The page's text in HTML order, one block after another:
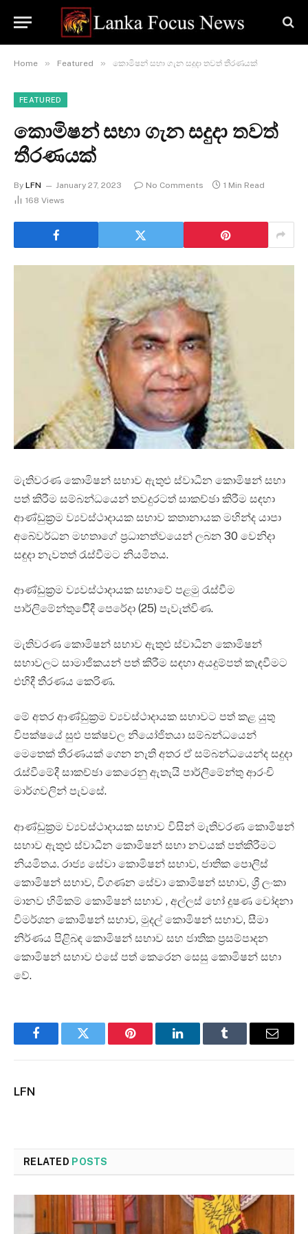
Home » Featured » කොමිෂන් සභා ගැන සදුදා තවත් තීරණයක්
FEATURED
කොමිෂන් සභා ගැන සදුදා තවත්
තීරණයක්
By LFN January 27, 2023 No Comments
1 Min Read
168 Views
මැතිවරණ කොමිෂන් සභාව ඇතුළු ස්වාධීන කොමිෂන් සභා
පත් කිරීම සම්බන්ධයෙන් තවදුරටත් සාකච්ඡා කිරීම සඳහා
ආණ්ඩුක්‍රම ව්‍යවස්ථාදායක සභාව කතානායක මහින්ද යාපා
අබේවර්ධන මහතාගේ ප්‍රධානත්වයෙන් ලබන 30 වෙනිදා
සඳුදා නැවතත් රැස්වීමට නියමිතය.
ආණ්ඩුක්‍රම ව්‍යවස්ථාදායක සභාවේ පළමු රැස්වීම
පාර්ලිමේන්තුවේිදී පෙරේදා (25) පැවැත්විණ.
මැතිවරණ කොමිෂන් සභාව ඇතුළු ස්වාධීන කොමිෂන්
සභාවලට සාමාජිකයන් පත් කිරීම සඳහා අයදුම්පත් කැඳවීමට
එහිදී තීරණය කෙරිණ.
මේ අතර ආණ්ඩුක්‍රම ව්‍යවස්ථාදායක සභාවට පත් කළ යුතු
විපක්ෂයේ සුළු පක්ෂවල නියෝජිතයා සම්බන්ධයෙන්
මෙතෙක් තීරණයක් ගෙන නැති අතර ඒ සම්බන්ධයෙන්ද සදුදා
රැස්වීමේදී සාකච්ඡා කෙරෙනු ඇතැයි පාර්ලිමේන්තු ආරංචි
මාර්ගවලින් පැවසේ.
ආණ්ඩුක්‍රම ව්‍යවස්ථාදායක සභාව විසින් මැතිවරණ කොමිෂන්
සභාව ඇතුළු ස්වාධීන කොමිෂන් සභා නවයක් පත්කිරීමට
නියමිතය. රාජ්‍ය සේවා කොමිෂන් සභාව, ජාතික පොලිස්
කොමිෂන් සභාව, විගණන සේවා කොමිෂන් සභාව, ශ්‍රී ලංකා
මානව හිමිකම් කොමිෂන් සභාව , අල්ලස් හෝ දූෂණ චෝදනා
විමර්ශන කොමිෂන් සභාව, මුදල් කොමිෂන් සභාව, සීමා
නිර්ණය පිළිබඳ කොමිෂන් සභාව සහ ජාතික ප්‍රසම්පාදන
කොමිෂන් සභාව එසේ පත් කෙරෙන සෙසු කොමිෂන් සභා
වේ.
FacebookTwitter Pinterest LinkedInTumblr Email
LFN
RELATED POSTS